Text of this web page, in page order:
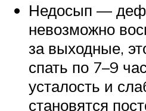
Недосып —
невозможно
за выходные,
спать по 7–9
усталость и
становятся